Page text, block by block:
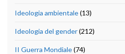
Ideologia ambientale(13)
Ideologia del gender(212)
II Guerra Mondiale(74)